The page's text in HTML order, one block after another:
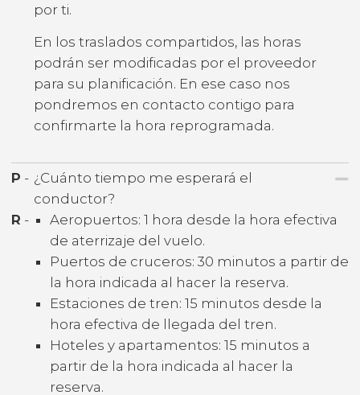
por ti.
En los traslados compartidos, las horas
podrán ser modificadas por el proveedor
para su planificación. En ese caso nos
pondremos en contacto contigo para
confirmarte la hora reprogramada.
P - ¿Cuánto tiempo me esperará el
conductor?
R -
Aeropuertos: 1 hora desde la hora efectiva
de aterrizaje del vuelo.
Puertos de cruceros: 30 minutos a partir de
la hora indicada al hacer la reserva.
Estaciones de tren: 15 minutos desde la
hora efectiva de llegada del tren.
Hoteles y apartamentos: 15 minutos a
partir de la hora indicada al hacer la
reserva.